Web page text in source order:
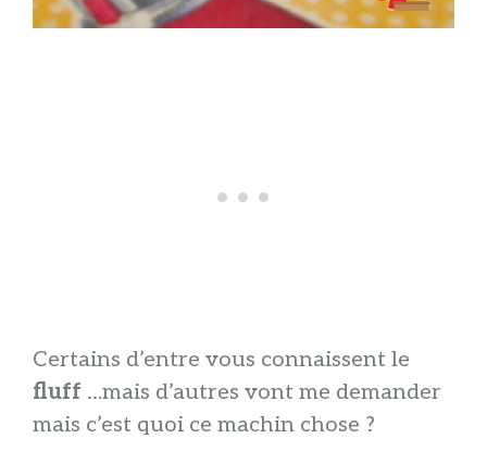
Certains d’entre vous connaissent le
fluff …mais d’autres vont me demander
mais c’est quoi ce machin chose ?